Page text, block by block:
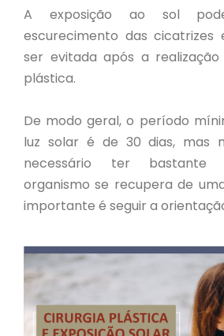
A exposição ao sol
escurecimento das cicatrizes
ser evitada após a
plástica.
De modo geral, o período
luz solar é de 30 dias, mas
necessário ter bastante
organismo se recupera de
importante é seguir a